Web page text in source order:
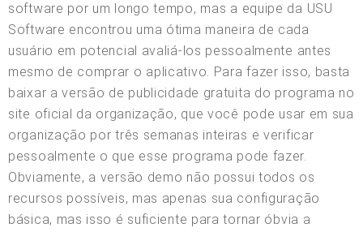
software por um longo tempo, mas a equipe da USU
Software encontrou uma ótima maneira de cada
usuário em potencial avaliá-los pessoalmente antes
mesmo de comprar o aplicativo. Para fazer isso, basta
baixar a versão de publicidade gratuita do programa no
site oficial da organização, que você pode usar em sua
organização por três semanas inteiras e verificar
pessoalmente o que esse programa pode fazer.
Obviamente, a versão demo não possui todos os
recursos possíveis, mas apenas sua configuração
básica, mas isso é suficiente para tornar óbvia a